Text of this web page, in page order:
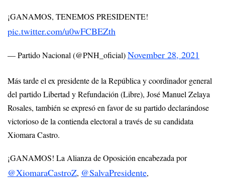
¡GANAMOS, TENEMOS PRESIDENTE!
pic.twitter.com/u0wFCBEZth
— Partido Nacional (@PNH_oficial)November 28, 2021
Más tarde el ex presidente de la República y coordinador general
del partido Libertad y Refundación (Libre), José Manuel Zelaya
Rosales, también se expresó en favor de su partido declarándose
victorioso de la contienda electoral a través de su candidata
Xiomara Castro.
¡GANAMOS! La Alianza de Oposición encabezada por
@XiomaraCastroZ, @SalvaPresidente,